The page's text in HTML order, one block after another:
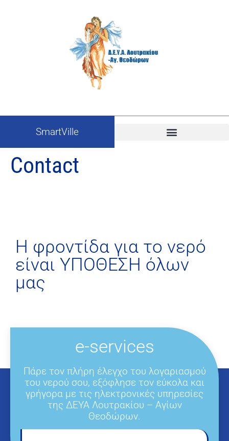
SmartVille
Contact
H φροντίδα για το νερό
είναι ΥΠΟΘΕΣΗ όλων
μας
e-services
Πάρε τον πλήρη έλεγχο του λογαριασμού
του νερού σου, εξόφλησε τον εύκολα και
γρήγορα με τις ηλεκτρονικές υπηρεσίες
της ΔΕΥΑ Λουτρακίου – Αγίων
Θεοδώρων.